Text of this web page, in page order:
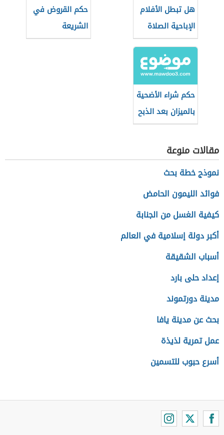
هل تبطل الأفلام
الإباحية الصلاة
والصيام؟
حكم القروض في
الشريعة
الإسلامية
حكم شراء الأضحية
بالميزان بعد الذبح
مقالات منوعة
نموذج خطة بحث
فوائد الليمون الحامض
كيفية الغسل من الجنابة
أكبر دولة إسلامية في العالم
أسباب الشقيقة
إعداد حلى بارد
مدينة دورتموند
بحث عن مدينة يافا
عمل تمرية لذيذة
أسرع حبوب للتسمين